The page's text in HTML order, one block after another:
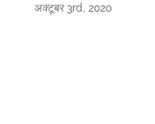
अक्टूबर 3rd, 2020